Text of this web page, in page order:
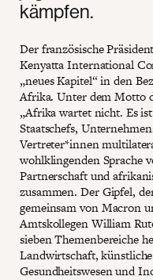
kämpfen.
Der französische
Kenyatta International
„neues Kapitel“ in den
Afrika. Unter dem Motto
„Afrika wartet nicht. Es
Staatschefs,
Vertreter*innen
wohlklingenden Sprache
Partnerschaft und
zusammen. Der Gipfel,
gemeinsam von Macron
Amtskollegen William
sieben Themenbereiche
Landwirtschaft,
Gesundheitswesen und